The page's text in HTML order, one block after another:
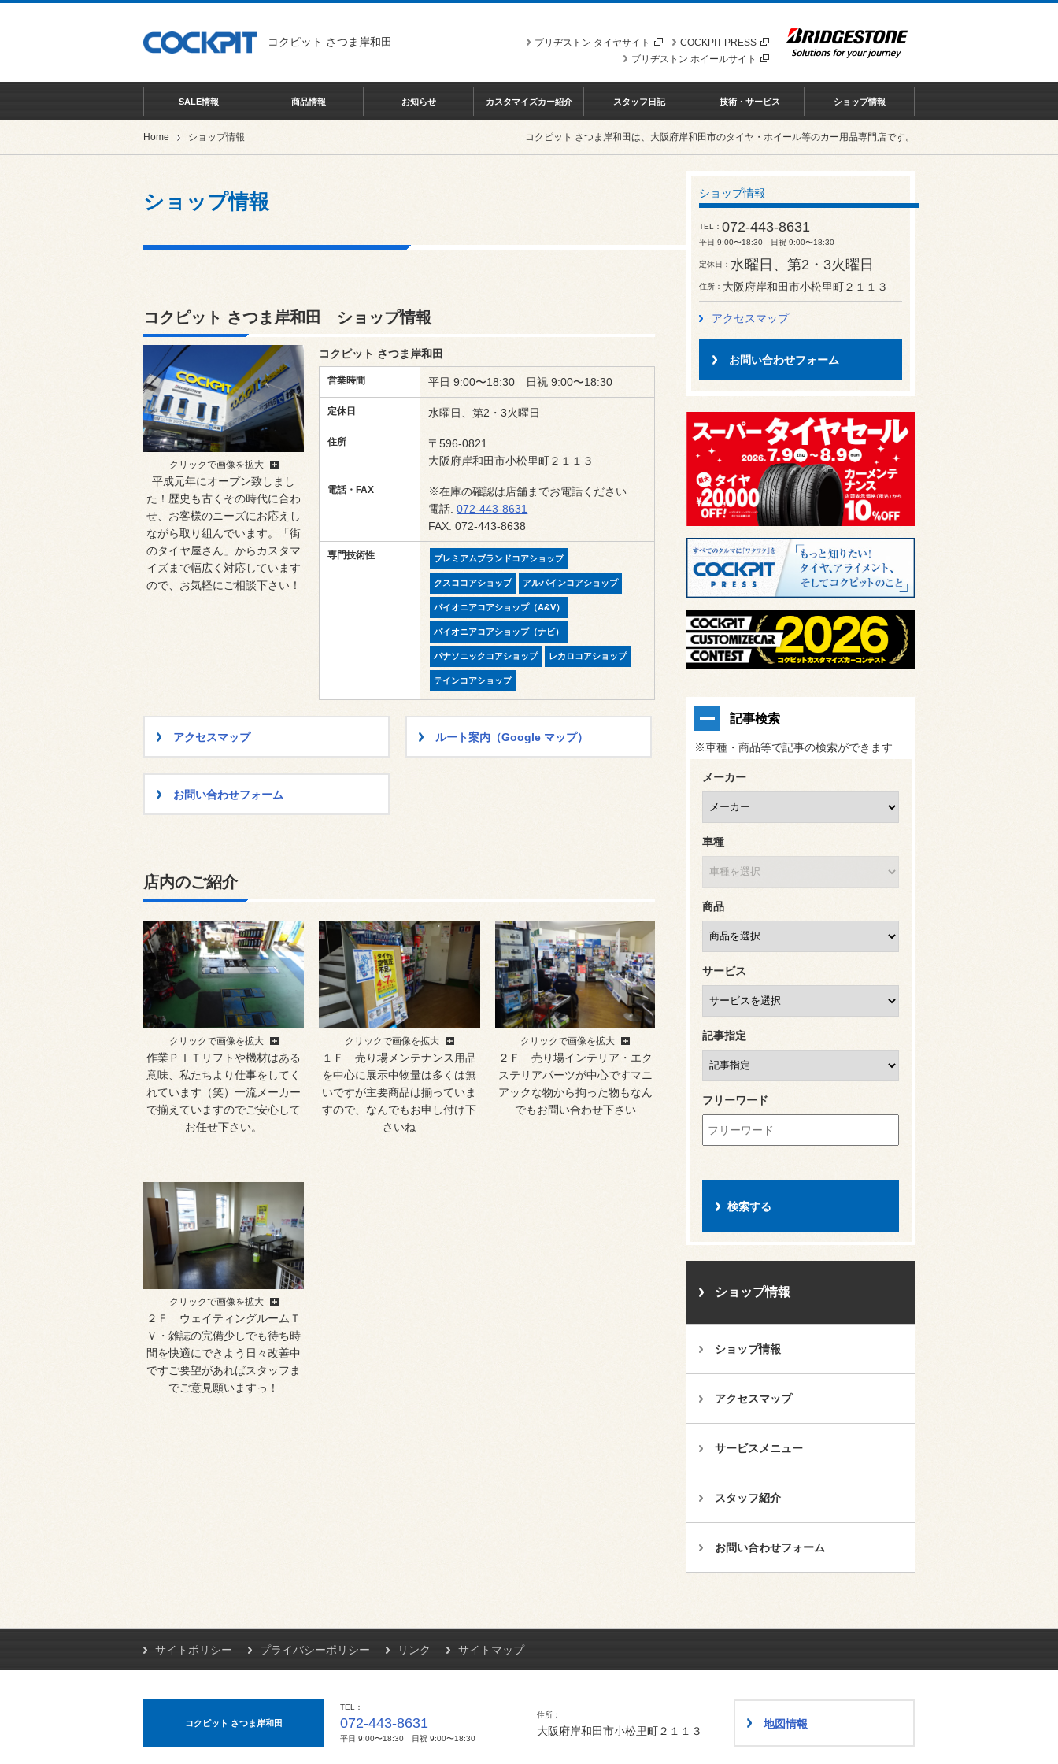
コクピット さつま岸和田 COCKPIT PRESS
ブリヂストン タイヤサイト
ブリヂストン ホイールサイト
SALE情報 商品情報 お知らせ カスタマイズカー紹介 スタッフ日記 技術・サービス ショップ情報
Home ショップ情報 コクピット さつま岸和田は、大阪府岸和田市のタイヤ・ホイール等のカー用品専門店です。
ショップ情報
コクピット さつま岸和田 ショップ情報
クリックで画像を拡大
平成元年にオープン致しまし
た！歴史も古くその時代に合わ
せ、お客様のニーズにお応えし
ながら取り組んでいます。「街
のタイヤ屋さん」からカスタマ
イズまで幅広く対応しています
ので、お気軽にご相談下さい！
コクピット さつま岸和田
営業時間 平日 9:00〜18:30 日祝 9:00〜18:30
定休日 水曜日、第2・3火曜日
住所
〒596-0821
大阪府岸和田市小松里町２１１３
電話・FAX
※在庫の確認は店舗までお電話ください
電話.072-443-8631
FAX. 072-443-8638
専門技術性 プレミアムブランドコアショップ
クスココアショップ アルパインコアショップ
パイオニアコアショップ（A&V）
パイオニアコアショップ（ナビ）
パナソニックコアショップ レカロコアショップ
テインコアショップ
アクセスマップ ルート案内（Google マップ）
お問い合わせフォーム
店内のご紹介
クリックで画像を拡大
作業ＰＩＴリフトや機材はある
意味、私たちより仕事をしてく
れています（笑）一流メーカー
で揃えていますのでご安心して
お任せ下さい。
クリックで画像を拡大
１Ｆ 売り場メンテナンス用品
を中心に展示中物量は多くは無
いですが主要商品は揃っていま
すので、なんでもお申し付け下
さいね
クリックで画像を拡大
２Ｆ 売り場インテリア・エク
ステリアパーツが中心ですマニ
アックな物から拘った物もなん
でもお問い合わせ下さい
クリックで画像を拡大
２Ｆ ウェイティングルームＴ
Ｖ・雑誌の完備少しでも待ち時
間を快適にできよう日々改善中
ですご要望があればスタッフま
でご意見願いますっ！
ショップ情報
TEL 072-443-8631
平日 9:00〜18:30 日祝 9:00〜18:30
定休日 水曜日、第2・3火曜日
住所 大阪府岸和田市小松里町２１１３
アクセスマップ
お問い合わせフォーム
記事検索
※車種・商品等で記事の検索ができます
メーカー
車種
商品
サービス
記事指定
フリーワード
ショップ情報
ショップ情報
アクセスマップ
サービスメニュー
スタッフ紹介
お問い合わせフォーム
サイトポリシー プライバシーポリシー リンク サイトマップ
コクピット さつま岸和田
TEL
072-443-8631
平日 9:00〜18:30 日祝 9:00〜18:30
住所
大阪府岸和田市小松里町２１１３
地図情報